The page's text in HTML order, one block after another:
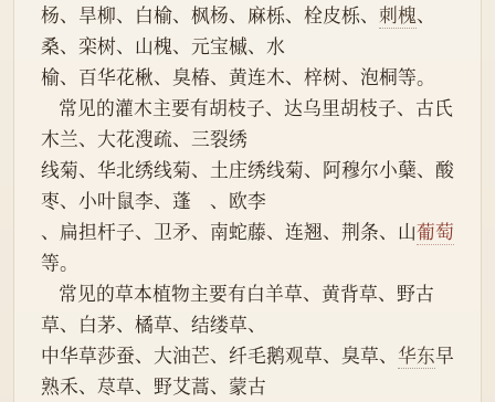
杨、旱柳、白榆、枫杨、麻栎、栓皮栎、 刺槐、
桑、栾树、山槐、元宝槭、水
榆、百华花楸、臭椿、黄连木、梓树、泡桐等。
木兰、大花溲疏、三裂绣
线菊、华北绣线菊、土庄绣线菊、阿穆尔小蘖、酸
枣、小叶鼠李、蓬　、欧李
、扁担杆子、卫矛、南蛇藤、连翘、荆条、山葡萄
等。
草、白茅、橘草、结缕草、
中华草莎蚕、大油芒、纤毛鹅观草、臭草、 华东早
熟禾、荩草、野艾蒿、蒙古